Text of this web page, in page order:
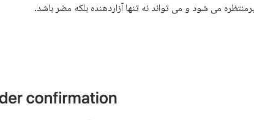
می شود و می تواند نه تنها آزاردهنده بلکه مضر باشد.